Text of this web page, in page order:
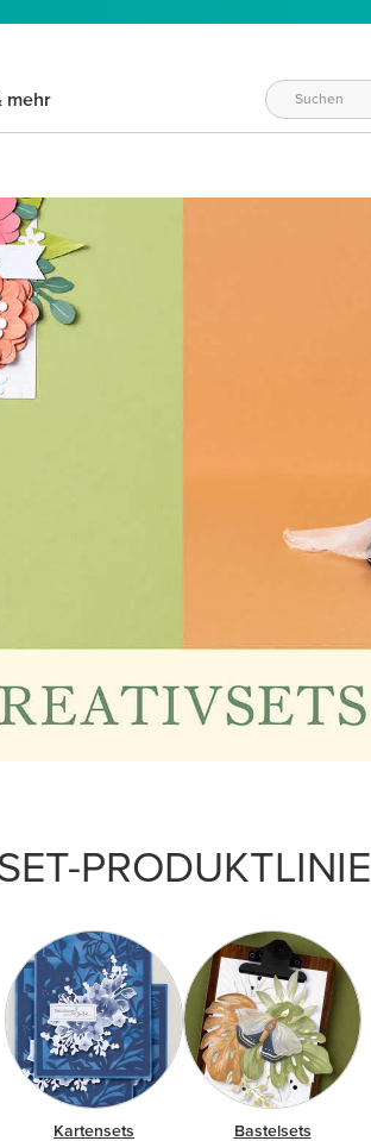
mehr
PRODUKTLINIE
Kartensets Bastelsets